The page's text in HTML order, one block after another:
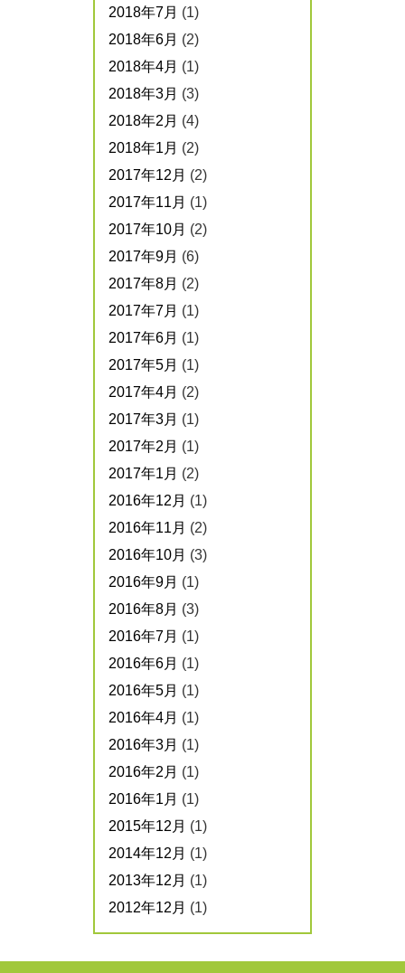
2018年7月 (1)
2018年6月 (2)
2018年4月 (1)
2018年3月 (3)
2018年2月 (4)
2018年1月 (2)
2017年12月 (2)
2017年11月 (1)
2017年10月 (2)
2017年9月 (6)
2017年8月 (2)
2017年7月 (1)
2017年6月 (1)
2017年5月 (1)
2017年4月 (2)
2017年3月 (1)
2017年2月 (1)
2017年1月 (2)
2016年12月 (1)
2016年11月 (2)
2016年10月 (3)
2016年9月 (1)
2016年8月 (3)
2016年7月 (1)
2016年6月 (1)
2016年5月 (1)
2016年4月 (1)
2016年3月 (1)
2016年2月 (1)
2016年1月 (1)
2015年12月 (1)
2014年12月 (1)
2013年12月 (1)
2012年12月 (1)